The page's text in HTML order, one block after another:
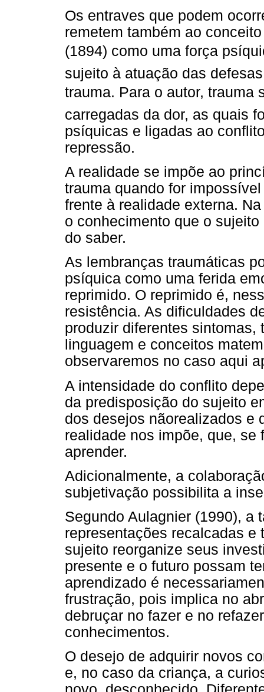
Os entraves que podem
remetem também ao
(1894) como uma força
sujeito à atuação das
trauma. Para o autor,
carregadas da dor, as quais
psíquicas e ligadas ao
repressão.
A realidade se impõe ao
trauma quando for
frente à realidade externa.
o conhecimento que o
do saber.
As lembranças traumáticas
psíquica como uma ferida
reprimido. O reprimido é,
resistência. As dificuldades
produzir diferentes
linguagem e conceitos
observaremos no caso aqui
A intensidade do conflito
da predisposição do sujeito
dos desejos nãorealizados e
realidade nos impõe, que,
aprender.
Adicionalmente, a
subjetivação possibilita a
Segundo Aulagnier (1990), a
representações recalcadas
sujeito reorganize seus
presente e o futuro possam
aprendizado é
frustração, pois implica no
debruçar no fazer e no
conhecimentos.
O desejo de adquirir novos
e, no caso da criança, a